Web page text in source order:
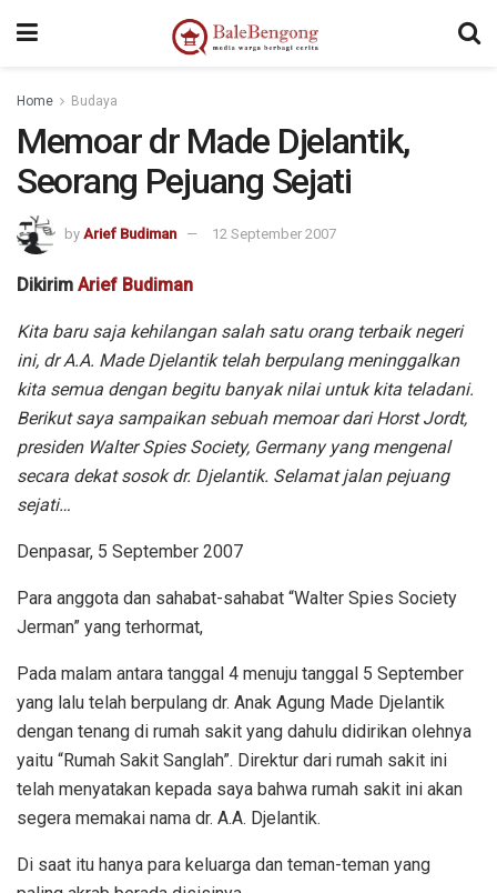
Home Budaya
Memoar dr Made Djelantik,
Seorang Pejuang Sejati
by Arief Budiman 12 September 2007
Dikirim Arief Budiman
Kita baru saja kehilangan salah satu orang terbaik negeri
ini, dr A.A. Made Djelantik telah berpulang meninggalkan
kita semua dengan begitu banyak nilai untuk kita teladani.
Berikut saya sampaikan sebuah memoar dari Horst Jordt,
presiden Walter Spies Society, Germany yang mengenal
secara dekat sosok dr. Djelantik. Selamat jalan pejuang
sejati…
Denpasar, 5 September 2007
Para anggota dan sahabat-sahabat “Walter Spies Society
Jerman” yang terhormat,
Pada malam antara tanggal 4 menuju tanggal 5 September
yang lalu telah berpulang dr. Anak Agung Made Djelantik
dengan tenang di rumah sakit yang dahulu didirikan olehnya
yaitu “Rumah Sakit Sanglah”. Direktur dari rumah sakit ini
telah menyatakan kepada saya bahwa rumah sakit ini akan
segera memakai nama dr. A.A. Djelantik.
Di saat itu hanya para keluarga dan teman-teman yang